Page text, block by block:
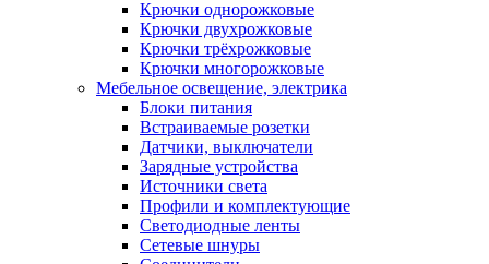
Крючки однорожковые
Крючки двухрожковые
Крючки трёхрожковые
Крючки многорожковые
Мебельное освещение, электрика
Блоки питания
Встраиваемые розетки
Датчики, выключатели
Зарядные устройства
Источники света
Профили и комплектующие
Светодиодные ленты
Сетевые шнуры